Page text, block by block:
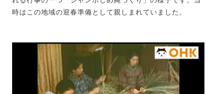
時はこの地域の迎春準備として親しまれていました。